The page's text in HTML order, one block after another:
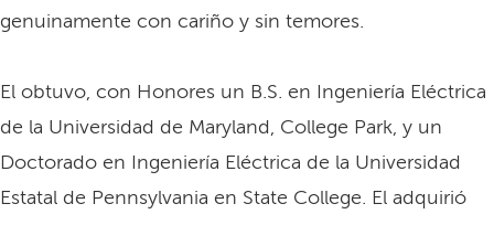
genuinamente con cariño y sin temores.
El obtuvo, con Honores un B.S. en Ingeniería Eléctrica
de la Universidad de Maryland, College Park, y un
Doctorado en Ingeniería Eléctrica de la Universidad
Estatal de Pennsylvania en State College. El adquirió